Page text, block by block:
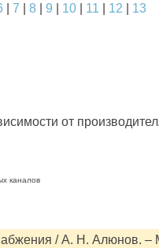
7 8| 9 10| 11 12 13
от
каналов
/ А. Н. Алюнов. –